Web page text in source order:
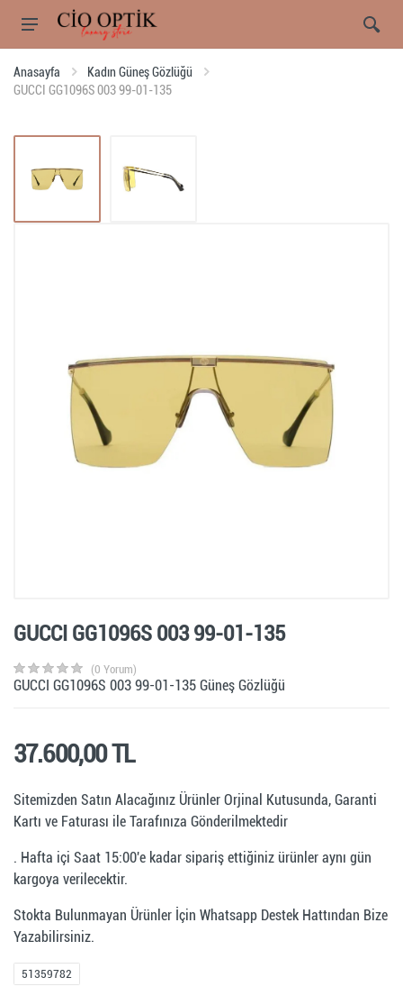
Anasayfa
Kadın Güneş Gözlüğü
GUCCI GG1096S 003 99-01-135
GUCCI GG1096S 003 99-01-135
(0 Yorum)
GUCCI GG1096S 003 99-01-135 Güneş Gözlüğü
37.600,00 TL
Sitemizden Satın Alacağınız Ürünler Orjinal Kutusunda, Garanti
Kartı ve Faturası ile Tarafınıza Gönderilmektedir
. Hafta içi Saat 15:00'e kadar sipariş ettiğiniz ürünler aynı gün
kargoya verilecektir.
Stokta Bulunmayan Ürünler İçin Whatsapp Destek Hattından Bize
Yazabilirsiniz.
51359782